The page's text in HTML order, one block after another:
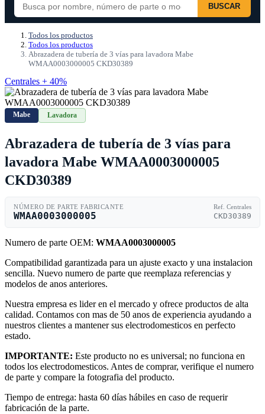
BUSCAR
Todos los productos
Todos los productos
Abrazadera de tubería de 3 vías para lavadora Mabe
WMAA0003000005 CKD30389
Centrales + 40%
Mabe Lavadora
Abrazadera de tubería de 3 vías para
lavadora Mabe WMAA0003000005
CKD30389
NÚMERO DE PARTE FABRICANTE
WMAA0003000005
Ref. Centrales
CKD30389
Numero de parte OEM: WMAA0003000005
Compatibilidad garantizada para un ajuste exacto y una instalacion
sencilla. Nuevo numero de parte que reemplaza referencias y
modelos de anos anteriores.
Nuestra empresa es lider en el mercado y ofrece productos de alta
calidad. Contamos con mas de 50 anos de experiencia ayudando a
nuestros clientes a mantener sus electrodomesticos en perfecto
estado.
IMPORTANTE: Este producto no es universal; no funciona en
todos los electrodomesticos. Antes de comprar, verifique el numero
de parte y compare la fotografia del producto.
Tiempo de entrega: hasta 60 días hábiles en caso de requerir
fabricación de la parte.